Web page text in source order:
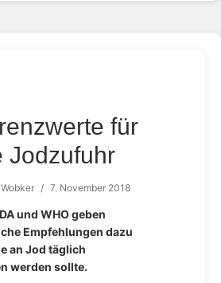
für
Jodzufuhr
/ 7. November 2018
und WHO geben
Empfehlungen dazu
an Jod täglich
werden sollte.